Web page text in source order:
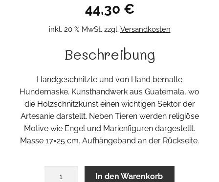
44,30 €
inkl. 20 % MwSt. zzgl. Versandkosten
Beschreibung
Handgeschnitzte und von Hand bemalte
Hundemaske. Kunsthandwerk aus Guatemala, wo
die Holzschnitzkunst einen wichtigen Sektor der
Artesanie darstellt. Neben Tieren werden religiöse
Motive wie Engel und Marienfiguren dargestellt.
Masse 17×25 cm. Aufhängeband an der Rückseite.
In den Warenkorb